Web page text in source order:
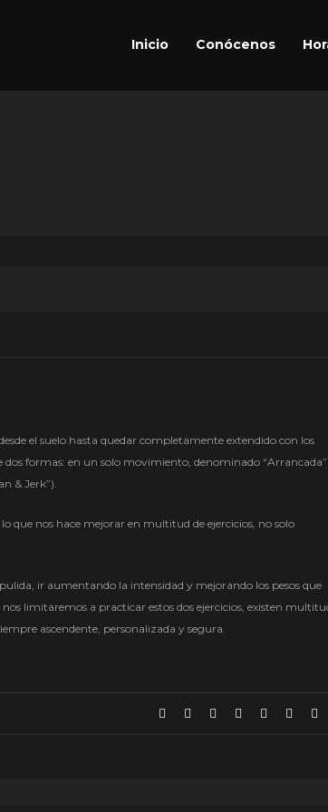
Inicio Conócenos
el suelo hasta quedar completamente extendido con los
formas: en un solo movimiento, denominado
& Jerk”).
que nos hace mejorar en multitud de ejercicios, no solo
ir aumentando la intensidad y mejorando los pesos que
limitaremos a practicar estos dos ejercicios, existen
ascendente, personalizada y segura.